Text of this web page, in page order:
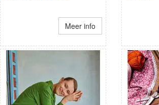
Meer info